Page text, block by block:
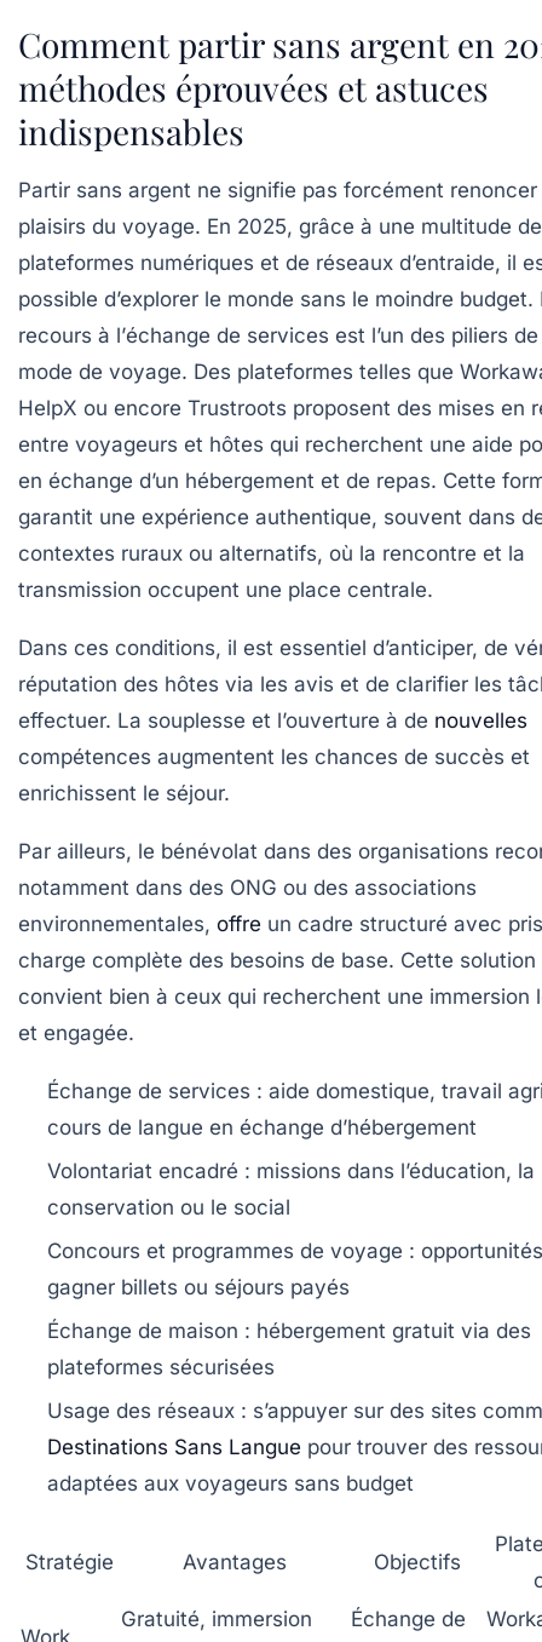
Comment partir sans argent en
méthodes éprouvées et astuces
indispensables
Partir sans argent ne signifie pas forcément renoncer
plaisirs du voyage. En 2025, grâce à une multitude de
plateformes numériques et de réseaux d’entraide, il
possible d’explorer le monde sans le moindre budget.
recours à l’échange de services est l’un des piliers
mode de voyage. Des plateformes telles que
HelpX ou encore Trustroots proposent des mises en
entre voyageurs et hôtes qui recherchent une aide
en échange d’un hébergement et de repas. Cette
garantit une expérience authentique, souvent dans
contextes ruraux ou alternatifs, où la rencontre et la
transmission occupent une place centrale.
Dans ces conditions, il est essentiel d’anticiper, de
réputation des hôtes via les avis et de clarifier les
effectuer. La souplesse et l’ouverture à de nouvelles
compétences augmentent les chances de succès et
enrichissent le séjour.
Par ailleurs, le bénévolat dans des organisations
notamment dans des ONG ou des associations
environnementales, offre un cadre structuré avec
charge complète des besoins de base. Cette solution
convient bien à ceux qui recherchent une immersion
et engagée.
Échange de services : aide domestique, travail
cours de langue en échange d’hébergement
Volontariat encadré : missions dans l’éducation, la
conservation ou le social
Concours et programmes de voyage :
gagner billets ou séjours payés
Échange de maison : hébergement gratuit via des
plateformes sécurisées
Usage des réseaux : s’appuyer sur des sites
Destinations Sans Langue pour trouver des
adaptées aux voyageurs sans budget
Stratégie Avantages Objectifs
Gratuité, immersion Échange de